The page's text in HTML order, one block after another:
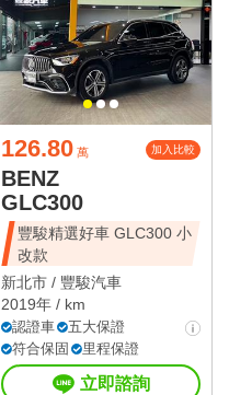
126.80 萬 加入比較
BENZ
GLC300
豐駿精選好車 GLC300 小
改款
新北市 / 豐駿汽車
2019年 / km
認證車
五大保證
符合保固
里程保證
立即諮詢